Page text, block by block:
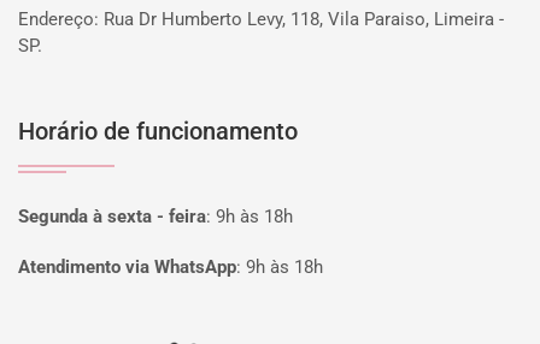
Endereço: Rua Dr Humberto Levy, 118, Vila Paraiso, Limeira -
SP.
Horário de funcionamento
Segunda à sexta - feira: 9h às 18h
Atendimento via WhatsApp: 9h às 18h